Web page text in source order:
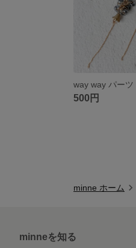
way way パーツ
500円
minne ホーム
minneを知る